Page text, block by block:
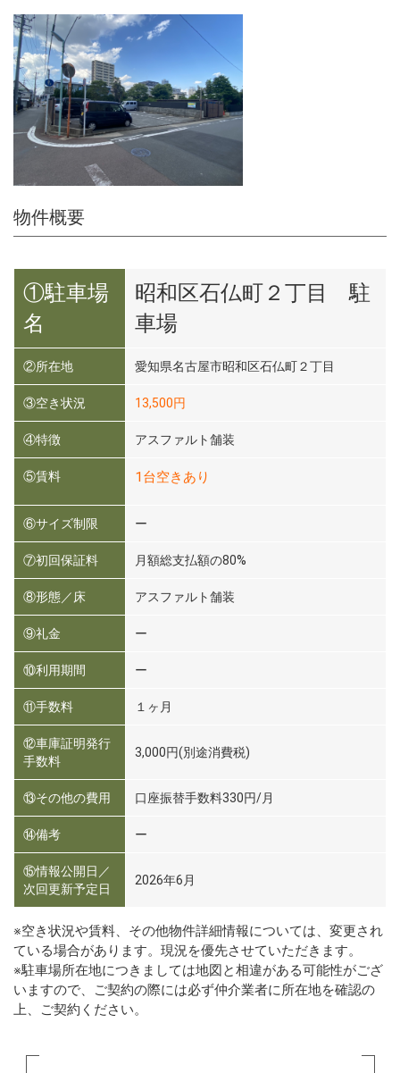
物件概要
①駐車場
名
昭和区石仏町２丁目 駐
車場
②所在地 愛知県名古屋市昭和区石仏町２丁目
③空き状況 13,500円
④特徴 アスファルト舗装
⑤賃料 1 台空きあり
⑥サイズ制限 ー
⑦初回保証料 月額総支払額の80%
⑧形態／床 アスファルト舗装
⑨礼金 ー
⑩利用期間 ー
⑪手数料 １ヶ月
⑫車庫証明発行
手数料
3,000円(別途消費税)
⑬その他の費用 口座振替手数料330円/月
⑭備考 ー
⑮情報公開日／
次回更新予定日
2026年6月
※空き状況や賃料、その他物件詳細情報については、変更され
ている場合があります。現況を優先させていただきます。
※駐車場所在地につきましては地図と相違がある可能性がござ
いますので、ご契約の際には必ず仲介業者に所在地を確認の
上、ご契約ください。